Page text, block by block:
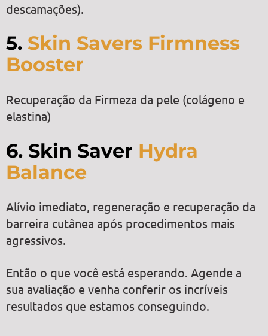
descamações).
5. Skin Savers Firmness
Booster
Recuperação da Firmeza da pele (colágeno e
elastina)
6. Skin Saver Hydra
Balance
Alívio imediato, regeneração e recuperação da
barreira cutânea após procedimentos mais
agressivos.
Então o que você está esperando. Agende a
sua avaliação e venha conferir os incríveis
resultados que estamos conseguindo.